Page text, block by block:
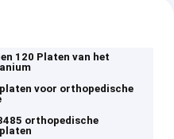
120 Platen van het
voor orthopedische
orthopedische